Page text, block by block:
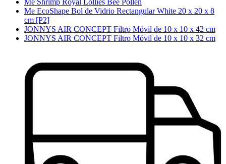
Me EcoShape Bol de Vidrio Rectangular White 20 x 20 x 8
cm [P2]
JONNYS AIR CONCEPT Filtro Móvil de 10 x 10 x 42 cm
JONNYS AIR CONCEPT Filtro Móvil de 10 x 10 x 32 cm